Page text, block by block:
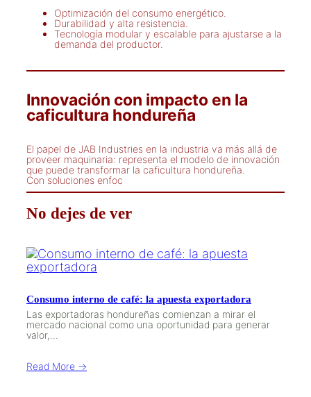
Optimización del consumo energético.
Durabilidad y alta resistencia.
Tecnología modular y escalable para ajustarse a la
demanda del productor.
Innovación con impacto en la
caficultura hondureña
El papel de JAB Industries en la industria va más allá de
proveer maquinaria: representa el modelo de innovación
que puede transformar la caficultura hondureña.
Con soluciones enfoc
No dejes de ver
Consumo interno de café: la apuesta exportadora
Las exportadoras hondureñas comienzan a mirar el
mercado nacional como una oportunidad para generar
valor,…
Read More →